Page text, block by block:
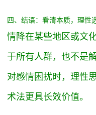
四、结语：看清本质，理性
情降在某些地区或文
于所有人群，也不是
对感情困扰时，理性
术法更具长效价值。